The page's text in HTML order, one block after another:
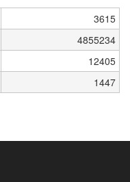
3615
4855234
12405
1447